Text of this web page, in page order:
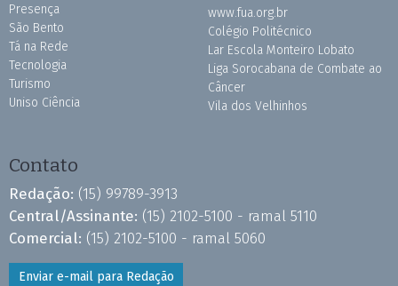
Presença
São Bento
Tá na Rede
Tecnologia
Turismo
Uniso Ciência
www.fua.org.br
Colégio Politécnico
Lar Escola Monteiro Lobato
Liga Sorocabana de Combate ao
Câncer
Vila dos Velhinhos
Contato
Redação: (15) 99789-3913
Central/Assinante: (15) 2102-5100 - ramal 5110
Comercial: (15) 2102-5100 - ramal 5060
Enviar e-mail para Redação